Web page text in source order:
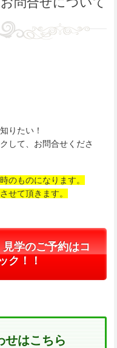
りたい！
して、お問合せくださ
のものになります。
せて頂きます。
学のご予約はコ
ク！！
せはこちら